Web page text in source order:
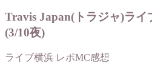
Travis Japan(トラジャ)ラ
(3/10夜)
ライブ横浜 レポMC感想